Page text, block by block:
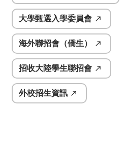
大學甄選入學委員會
海外聯招會（僑生）
招收大陸學生聯招會
外校招生資訊